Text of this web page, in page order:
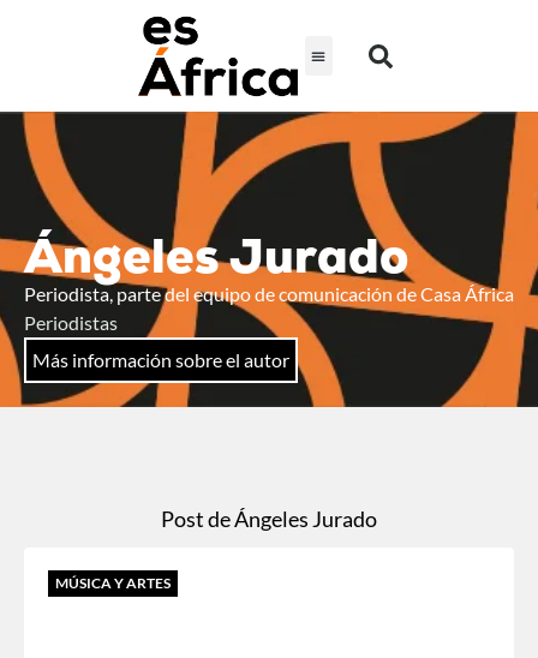
Ángeles Jurado
Periodista, parte del equipo de comunicación de Casa África
Periodistas
Más información sobre el autor
Post de Ángeles Jurado
MÚSICA Y ARTES